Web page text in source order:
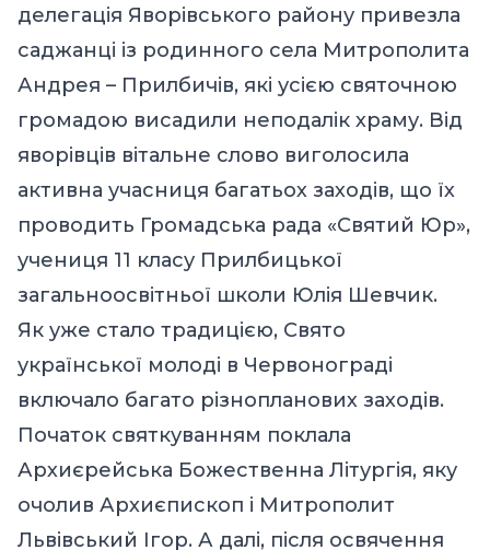
делегація Яворівського району привезла
саджанці із родинного села Митрополита
Андрея – Прилбичів, які усією святочною
громадою висадили неподалік храму. Від
яворівців вітальне слово виголосила
активна учасниця багатьох заходів, що їх
проводить Громадська рада «Святий Юр»,
учениця 11 класу Прилбицької
загальноосвітньої школи Юлія Шевчик.
Як уже стало традицією, Свято
української молоді в Червонограді
включало багато різнопланових заходів.
Початок святкуванням поклала
Архиєрейська Божественна Літургія, яку
очолив Архиєпископ і Митрополит
Львівський Ігор. А далі, після освячення